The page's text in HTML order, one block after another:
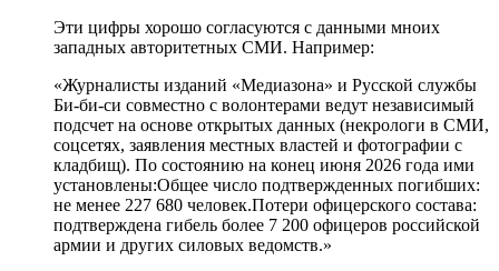
Эти цифры хорошо согласуются с данными мноих
западных авторитетных СМИ. Например:
«Журналисты изданий «Медиазона» и Русской службы
Би-би-си совместно с волонтерами ведут независимый
подсчет на основе открытых данных (некрологи в СМИ,
соцсетях, заявления местных властей и фотографии с
кладбищ). По состоянию на конец июня 2026 года ими
установлены:Общее число подтвержденных погибших:
не менее 227 680 человек.Потери офицерского состава:
подтверждена гибель более 7 200 офицеров российской
армии и других силовых ведомств.»